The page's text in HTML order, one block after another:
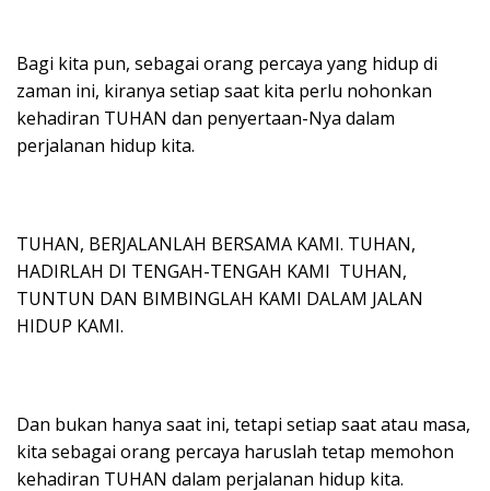
Bagi kita pun, sebagai orang percaya yang hidup di
zaman ini, kiranya setiap saat kita perlu nohonkan
kehadiran TUHAN dan penyertaan-Nya dalam
perjalanan hidup kita.
TUHAN, BERJALANLAH BERSAMA KAMI. TUHAN,
HADIRLAH DI TENGAH-TENGAH KAMI TUHAN,
TUNTUN DAN BIMBINGLAH KAMI DALAM JALAN
HIDUP KAMI.
Dan bukan hanya saat ini, tetapi setiap saat atau masa,
kita sebagai orang percaya haruslah tetap memohon
kehadiran TUHAN dalam perjalanan hidup kita.